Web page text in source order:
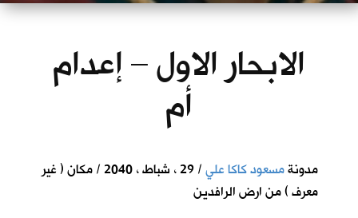
الابحار الاول – إعدام
أم
مدونةمسعود كاكا علي
/ 29 ، شباط ، 2040 / مكان ( غير
معرف ) من ارض الرافدين